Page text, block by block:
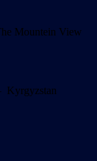
Mountein View
Kyrgyzstan